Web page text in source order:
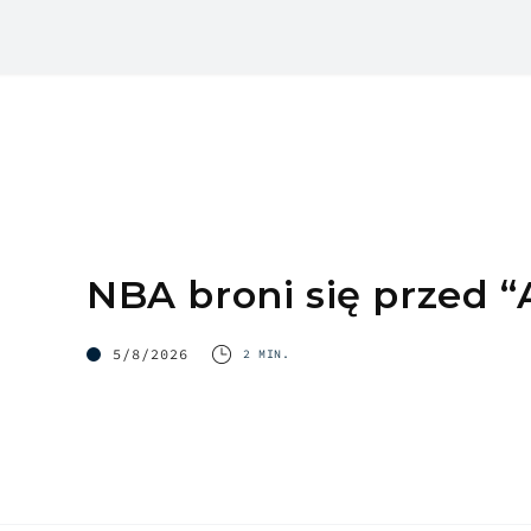
NBA broni się przed
5/8/2026 2 MIN.